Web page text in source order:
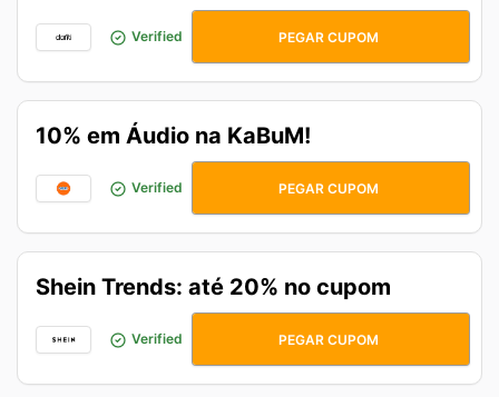
Verified CLBLANCA
PEGAR CUPOM
10% em Áudio na KaBuM!
Verified AUDIO10
PEGAR CUPOM
Shein Trends: até 20% no cupom
Verified romwebr1
PEGAR CUPOM